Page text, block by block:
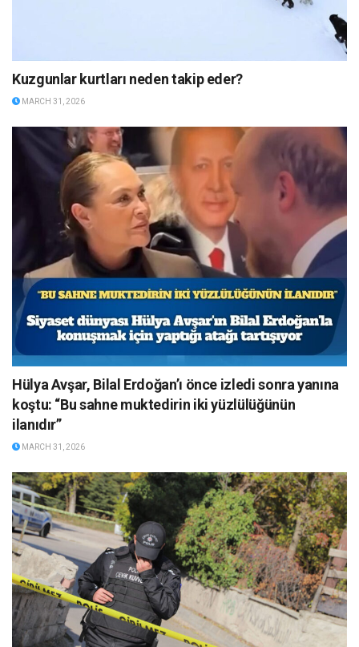
Kuzgunlar kurtları neden takip eder?
MARCH 31, 2026
Hülya Avşar, Bilal Erdoğan’ı önce izledi sonra yanına
koştu: “Bu sahne muktedirin iki yüzlülüğünün
ilanıdır”
MARCH 31, 2026